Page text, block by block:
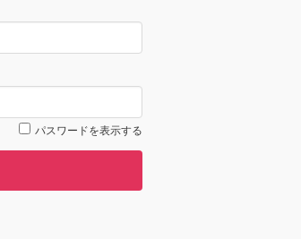
パスワードを表示する